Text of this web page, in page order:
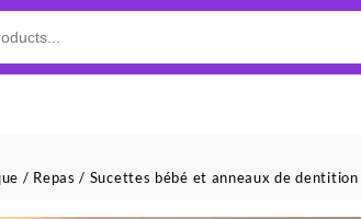
/ Repas / Sucettes bébé et anneaux de dentition